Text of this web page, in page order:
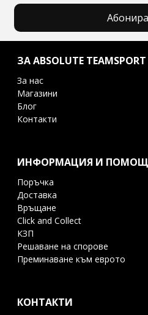
ЗА ABSOLUTE TEAMSPORT
За нас
Магазини
Блог
Контакти
ИНФОРМАЦИЯ И ПОМОЩ
Поръчка
Доставка
Връщане
Click and Collect
КЗП
Решаване на спорове
Преминаване към еврото
КОНТАКТИ